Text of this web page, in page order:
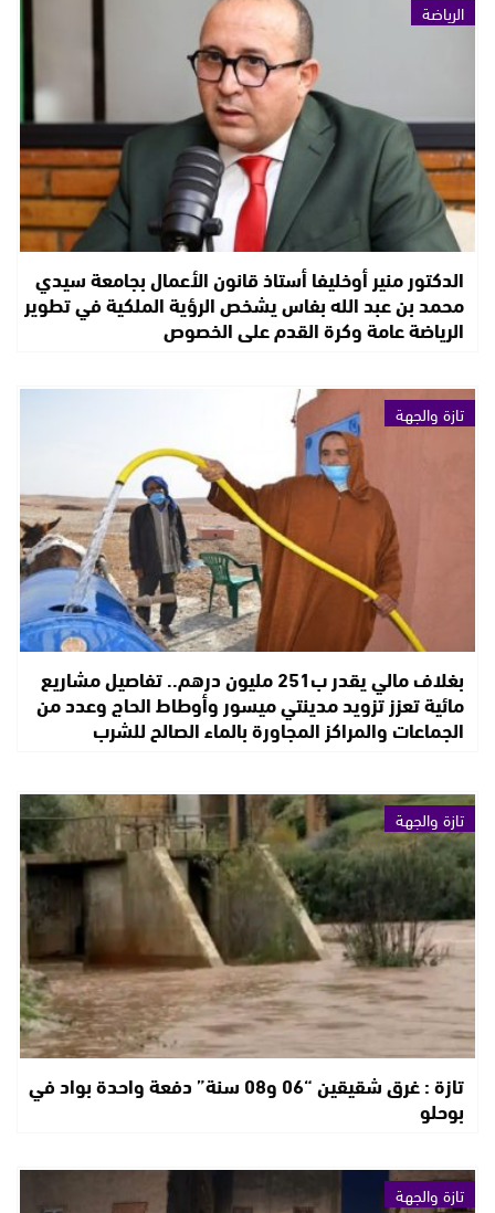
الرياضة
الدكتور منير أوخليفا أستاذ قانون الأعمال بجامعة سيدي
محمد بن عبد الله بفاس يشخص الرؤية الملكية في تطوير
الرياضة عامة وكرة القدم على الخصوص
تازة والجهة
بغلاف مالي يقدر ب251 مليون درهم.. تفاصيل مشاريع
مائية تعزز تزويد مدينتي ميسور وأوطاط الحاج وعدد من
الجماعات والمراكز المجاورة بالماء الصالح للشرب
تازة والجهة
تازة : غرق شقيقين “06 و08 سنة” دفعة واحدة بواد في
بوحلو
تازة والجهة